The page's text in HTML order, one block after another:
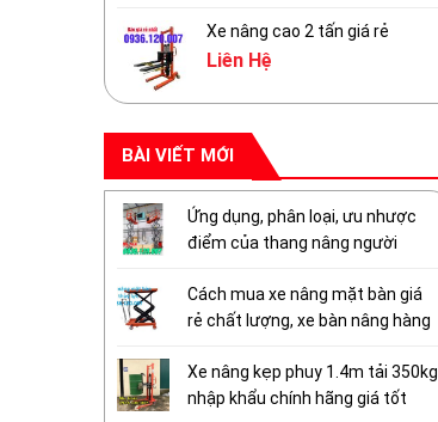
Xe nâng cao 2 tấn giá rẻ
Liên Hệ
BÀI VIẾT MỚI
Ứng dụng, phân loại, ưu nhược
điểm của thang nâng người
Cách mua xe nâng mặt bàn giá
rẻ chất lượng, xe bàn nâng hàng
Xe nâng kẹp phuy 1.4m tải 350kg
nhập khẩu chính hãng giá tốt